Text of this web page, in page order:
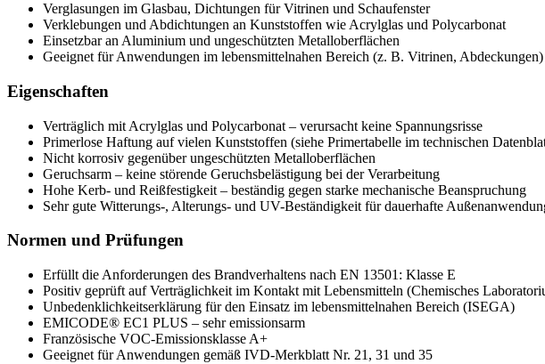
Verglasungen im Glasbau, Dichtungen für Vitrinen und Schaufenster
Verklebungen und Abdichtungen an Kunststoffen wie Acrylglas und Polycarbonat
Einsetzbar an Aluminium und ungeschützten Metalloberflächen
Geeignet für Anwendungen im lebensmittelnahen Bereich (z. B. Vitrinen, Abdeckungen)
Eigenschaften
Verträglich mit Acrylglas und Polycarbonat – verursacht keine Spannungsrisse
Primerlose Haftung auf vielen Kunststoffen (siehe Primertabelle im technischen
Nicht korrosiv gegenüber ungeschützten Metalloberflächen
Geruchsarm – keine störende Geruchsbelästigung bei der Verarbeitung
Hohe Kerb- und Reißfestigkeit – beständig gegen starke mechanische Beanspruchung
Sehr gute Witterungs-, Alterungs- und UV-Beständigkeit für dauerhafte
Normen und Prüfungen
Erfüllt die Anforderungen des Brandverhaltens nach EN 13501: Klasse E
Positiv geprüft auf Verträglichkeit im Kontakt mit Lebensmitteln (Chemisches
Unbedenklichkeitserklärung für den Einsatz im lebensmittelnahen Bereich (ISEGA)
EMICODE® EC1 PLUS – sehr emissionsarm
Französische VOC-Emissionsklasse A+
Geeignet für Anwendungen gemäß IVD-Merkblatt Nr. 21, 31 und 35